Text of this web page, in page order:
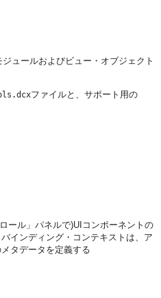
ュールおよびビュー・オブジェクト
ファイルと、サポート用の
ール」パネルで)UIコンポーネントの
インディング・コンテキストは、ア
タデータを定義する